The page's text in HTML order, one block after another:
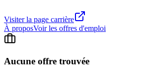
Visiter la page carrière
À proposVoir les offres d'emploi
Aucune offre trouvée